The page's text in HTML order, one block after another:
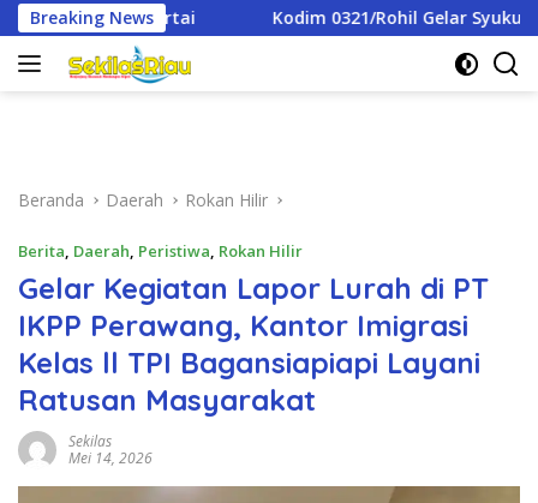
Langsung
ke
konten
Breaking News
Kodim 0321/Rohil Gelar Syukuran Dan Doa Bersama
Beranda Daerah Rokan Hilir
Berita, Daerah, Peristiwa, Rokan Hilir
Gelar Kegiatan Lapor Lurah di PT
IKPP Perawang, Kantor Imigrasi
Kelas ll TPI Bagansiapiapi Layani
Ratusan Masyarakat
Sekilas
Mei 14, 2026